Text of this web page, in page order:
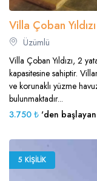
Villa Çoban
Üzümlü
Villa Çoban Yıldızı, 2
kapasitesine sahiptir.
ve korunaklı yüzme
bulunmaktadır...
3.750 ₺ 'den
5 KIŞILIK